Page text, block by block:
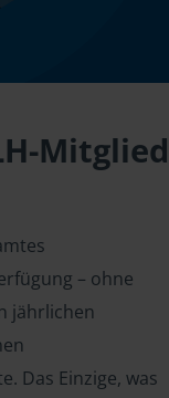
Mitglied
– ohne
jährlichen
Das Einzige, was